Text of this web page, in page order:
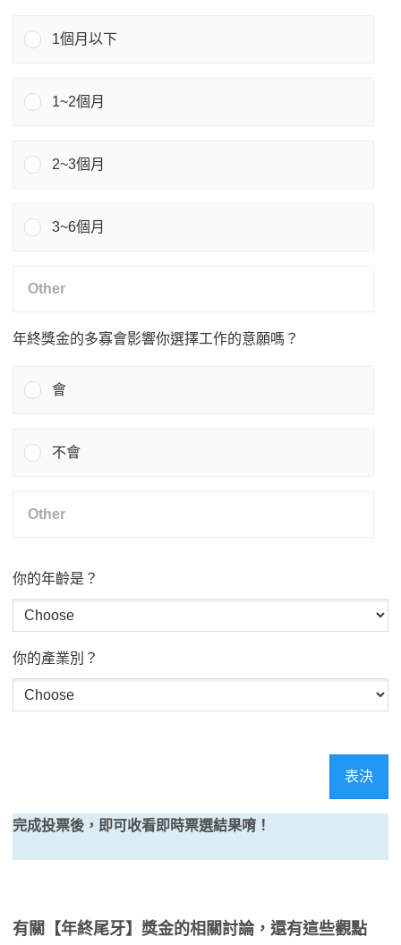
1個月以下
1~2個月
2~3個月
3~6個月
年終獎金的多寡會影響你選擇工作的意願嗎？
會
不會
你的年齡是？
你的產業別？
表決
完成投票後，即可收看即時票選結果唷！
有關【年終尾牙】獎金的相關討論，還有這些觀點